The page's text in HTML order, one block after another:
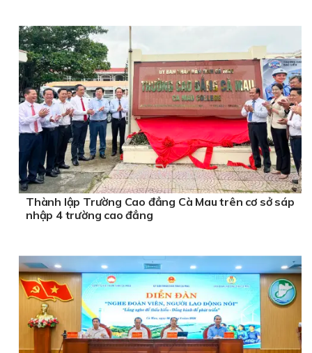
Thành lập Trường Cao đẳng Cà Mau trên cơ sở sáp
nhập 4 trường cao đẳng